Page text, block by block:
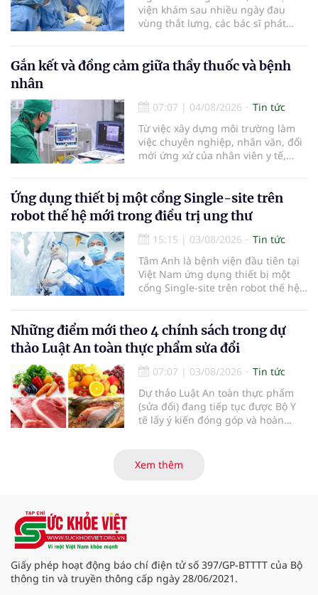
viện khám sau nhiều ngày đau
vùng thắt lưng, các bác sĩ phát
biểu mô tế bào thận. Với khối u còn
ở giai đoạn sớm, người bệnh được
bằng phẫu thuật robot thay vì phải
đây.
Gắn kết và đồng cảm giữa thầy thuốc và bệnh
nhân
07:07 | 04/08/2026
Tin tức
Từ việc xây dựng môi trường làm
việc chuyên nghiệp, nhân văn, đổi
mới ứng xử của nhân viên y tế,
đồng cảm, gắn kết cao giữa thầy
thuốc với bệnh nhân.
Ứng dụng thiết bị một cổng Single-site trên
robot thế hệ mới trong điều trị ung thư
15:15 | 03/08/2026
Tin tức
Tâm Anh là bệnh viện đầu tiên tại
Việt Nam ứng dụng thiết bị một
cổng Single-site trên robot thế hệ
Những điểm mới theo 4 chính sách trong dự
thảo Luật An toàn thực phẩm sửa đổi
07:07 | 03/08/2026
Tin tức
Dự thảo Luật An toàn thực phẩm
(sửa đổi) đang tiếp tục được Bộ Y
tế lấy ý kiến đóng góp và hoàn
cường hậu kiểm, ứng dụng chuyển
Xem thêm
Giấy phép hoạt động báo chí điện tử số 397/GP-BTTTT của Bộ
thông tin và truyền thông cấp ngày 28/06/2021.